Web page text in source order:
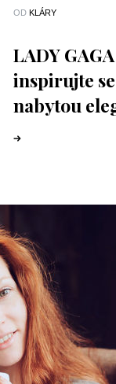
OD KLÁRY
LADY
inspirujte
nabytou